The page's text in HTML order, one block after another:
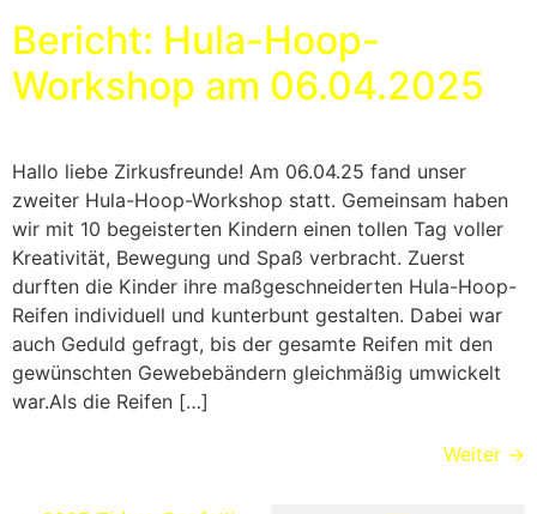
Bericht: Hula-Hoop-
Workshop am 06.04.2025
Hallo liebe Zirkusfreunde! Am 06.04.25 fand unser
zweiter Hula-Hoop-Workshop statt. Gemeinsam haben
wir mit 10 begeisterten Kindern einen tollen Tag voller
Kreativität, Bewegung und Spaß verbracht. Zuerst
durften die Kinder ihre maßgeschneiderten Hula-Hoop-
Reifen individuell und kunterbunt gestalten. Dabei war
auch Geduld gefragt, bis der gesamte Reifen mit den
gewünschten Gewebebändern gleichmäßig umwickelt
war.Als die Reifen […]
Weiter →